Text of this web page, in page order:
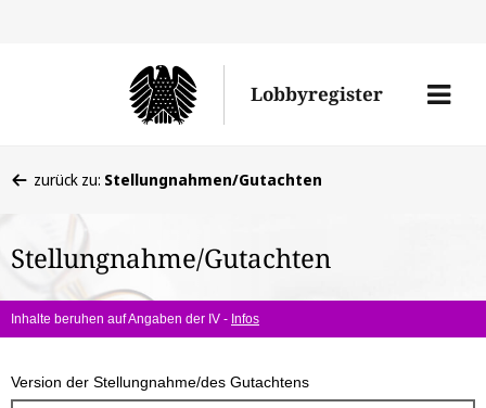
Lobbyregister
Menü
befinden
hier:
zurück zu: Stellungnahmen/Gutachten
Stellungnahme/Gutachten
Inhalte beruhen auf Angaben der IV - Infos
Version der Stellungnahme/des Gutachtens